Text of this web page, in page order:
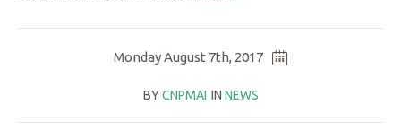
Monday August 7th, 2017
BYCNPMAI IN NEWS